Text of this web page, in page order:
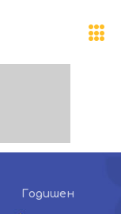
Годишен